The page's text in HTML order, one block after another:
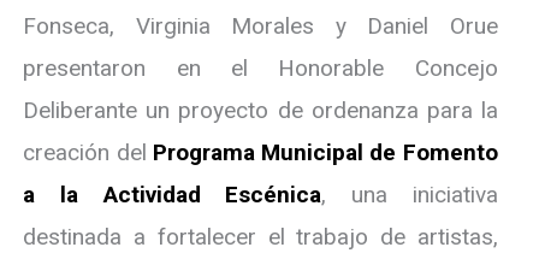
Fonseca, Virginia Morales y Daniel Orue
presentaron en el Honorable Concejo
Deliberante un proyecto de ordenanza para la
creación del Programa Municipal de Fomento
a la Actividad Escénica, una iniciativa
destinada a fortalecer el trabajo de artistas,